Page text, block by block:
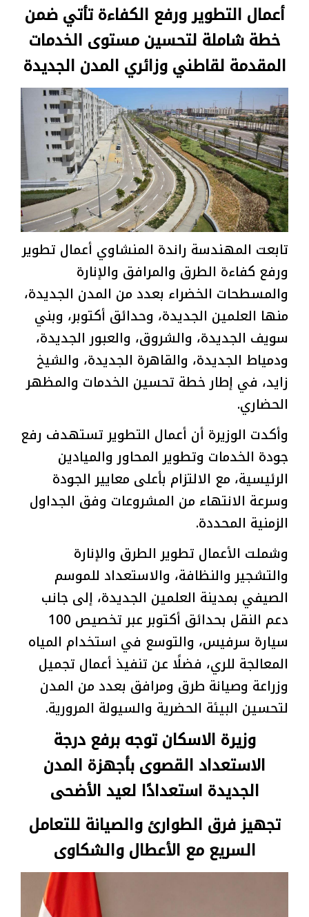
أعمال التطوير ورفع الكفاءة تأتي ضمن
خطة شاملة لتحسين مستوى الخدمات
المقدمة لقاطني وزائري المدن الجديدة
تابعت المهندسة راندة المنشاوي أعمال تطوير
ورفع كفاءة الطرق والمرافق والإنارة
والمسطحات الخضراء بعدد من المدن الجديدة،
منها العلمين الجديدة، وحدائق أكتوبر، وبني
سويف الجديدة، والشروق، والعبور الجديدة،
ودمياط الجديدة، والقاهرة الجديدة، والشيخ
زايد، في إطار خطة تحسين الخدمات والمظهر
الحضاري.
وأكدت الوزيرة أن أعمال التطوير تستهدف رفع
جودة الخدمات وتطوير المحاور والميادين
الرئيسية، مع الالتزام بأعلى معايير الجودة
وسرعة الانتهاء من المشروعات وفق الجداول
الزمنية المحددة.
وشملت الأعمال تطوير الطرق والإنارة
والتشجير والنظافة، والاستعداد للموسم
الصيفي بمدينة العلمين الجديدة، إلى جانب
دعم النقل بحدائق أكتوبر عبر تخصيص 100
سيارة سرفيس، والتوسع في استخدام المياه
المعالجة للري، فضلًا عن تنفيذ أعمال تجميل
وزراعة وصيانة طرق ومرافق بعدد من المدن
لتحسين البيئة الحضرية والسيولة المرورية.
وزيرة الاسكان توجه برفع درجة
الاستعداد القصوى بأجهزة المدن
الجديدة استعدادًا لعيد الأضحى
تجهيز فرق الطوارئ والصيانة للتعامل
السريع مع الأعطال والشكاوى